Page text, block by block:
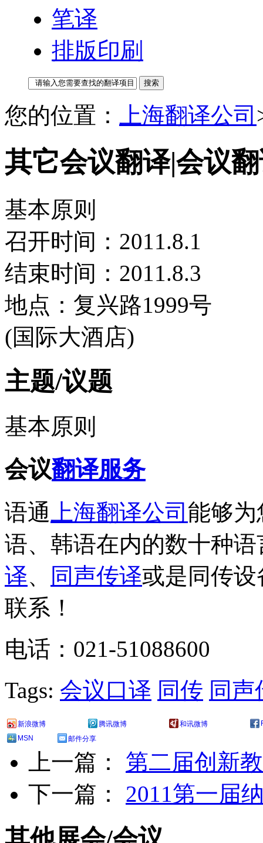
笔译
排版印刷
您的位置： 上海翻译公司
其它会议翻译|会议
基本原则
召开时间：2011.8.1
结束时间：2011.8.3
地点：复兴路1999号
(国际大酒店)
主题/议题
基本原则
会议翻译服务
语通 上海翻译公司 能够
语、韩语在内的数十种语
译、 同声传译或是同传
联系！
电话：021-51088600
Tags: 会议口译 同传 同声
新浪微博 腾讯微博 和讯微博
MSN
邮件分享
上一篇： 第二届创新
下一篇： 2011第一届